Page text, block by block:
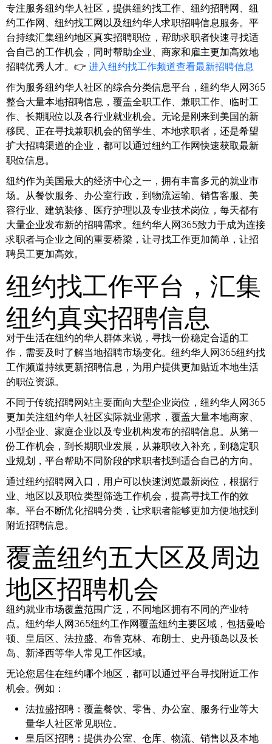
专注服务纽约华人社区，提供纽约找工作、纽约招聘网、纽
约工作网、纽约找工网以及纽约华人求职招聘信息服务。平
台持续汇集纽约地区真实招聘职位，帮助求职者快速寻找适
合自己的工作机会，同时帮助企业、商家和雇主更加高效地
招聘优秀人才。👉 进入纽约找工作频道查看最新招聘信息
作为服务纽约华人社区的综合分类信息平台，纽约华人网365
整合大量本地招聘信息，覆盖全职工作、兼职工作、临时工
作、长期职位以及各行业就业机会。无论是刚来到美国的新
移民、正在寻找兼职机会的留学生、本地求职者，还是希望
扩大招聘渠道的企业，都可以通过纽约工作网快速获取最新
职位信息。
纽约作为美国最大的经济中心之一，拥有丰富多元的就业市
场。从餐饮服务、办公室行政，到物流运输、销售客服、美
容行业、建筑装修、医疗护理以及专业技术岗位，每天都有
大量企业发布新的招聘需求。纽约华人网365致力于成为连接
求职者与企业之间的重要桥梁，让寻找工作更加简单，让招
聘员工更加高效。
纽约找工作平台，汇集
纽约真实招聘信息
对于生活在纽约的华人群体来说，寻找一份稳定合适的工
作，需要及时了解当地招聘市场变化。纽约华人网365纽约找
工作频道持续更新招聘信息，为用户提供更加贴近本地生活
的职位资源。
不同于传统招聘网站主要面向大型企业岗位，纽约华人网365
更加关注纽约华人社区实际就业需求，覆盖大量本地商家、
小型企业、家庭企业以及专业机构发布的招聘信息。从第一
份工作机会，到长期职业发展，从兼职收入补充，到稳定职
业规划，平台帮助不同阶段的求职者找到适合自己的方向。
通过纽约招聘网入口，用户可以快速浏览最新岗位，根据行
业、地区以及职位类型筛选工作机会，提高寻找工作的效
率。平台不断优化招聘分类，让求职者能够更加方便地找到
附近招聘信息。
覆盖纽约五大区及周边
地区招聘机会
纽约就业市场覆盖范围广泛，不同地区拥有不同的产业特
点。纽约华人网365纽约工作网覆盖纽约主要区域，包括曼哈
顿、皇后区、法拉盛、布鲁克林、布朗士、史丹顿岛以及长
岛、新泽西等华人常见工作区域。
无论您居住在纽约哪个地区，都可以通过平台寻找附近工作
机会。例如：
法拉盛招聘： 覆盖餐饮、零售、办公室、服务行业等大
量华人社区常见职位。
皇后区招聘： 提供办公室、仓库、物流、销售以及本地